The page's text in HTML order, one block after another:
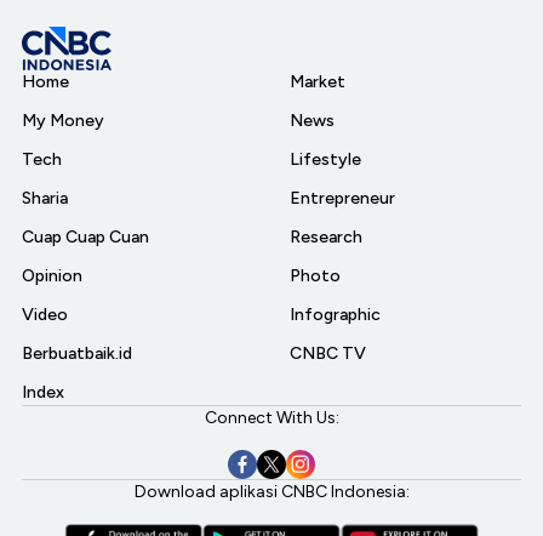
Home
My Money
Tech
Sharia
Cuap Cuap Cuan
Opinion
Video
Berbuatbaik.id
Index
Market
News
Lifestyle
Entrepreneur
Research
Photo
Infographic
CNBC TV
Connect With Us:
Download aplikasi CNBC Indonesia: